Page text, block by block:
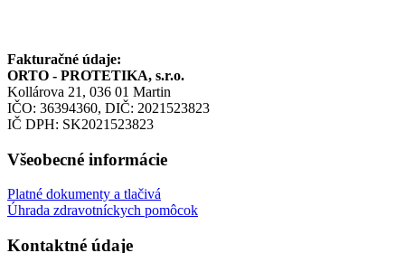
Fakturačné údaje:
ORTO - PROTETIKA, s.r.o.
Kollárova 21, 036 01 Martin
IČO: 36394360, DIČ: 2021523823
IČ DPH: SK2021523823
Všeobecné informácie
Platné dokumenty a tlačivá
Úhrada zdravotníckych pomôcok
Kontaktné údaje